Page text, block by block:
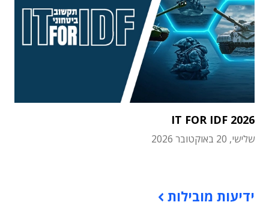
IT FOR IDF 2026
שלישי, 20 באוקטובר 2026
ידיעות מובילות